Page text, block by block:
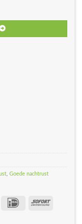
Goede nachtrust